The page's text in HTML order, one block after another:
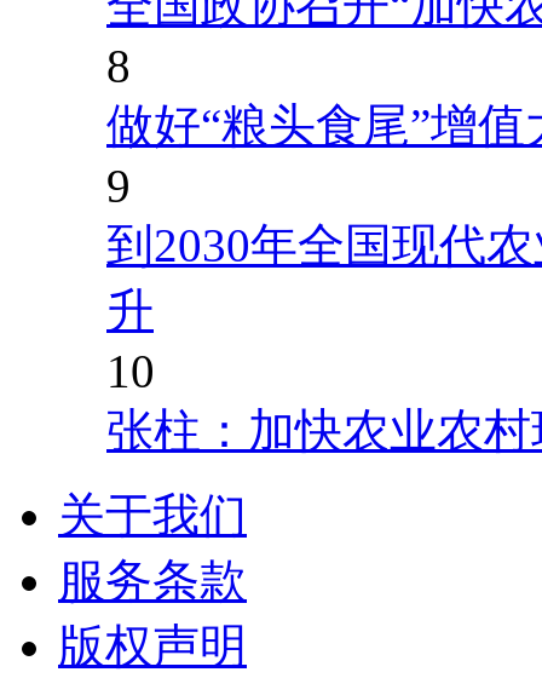
8
做好“粮头食尾”增值
9
到2030年全国现代
升
10
张柱：加快农业农
关于我们
服务条款
版权声明